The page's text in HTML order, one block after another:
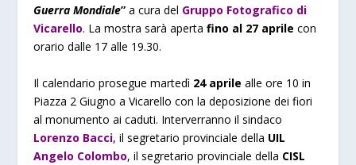
Guerra Mondiale” a cura del Gruppo Fotografico di
Vicarello. La mostra sarà apertafino al 27 aprile con
orario dalle 17 alle 19.30.
Il calendario prosegue martedì 24 aprilealle ore 10 in
Piazza 2 Giugno a Vicarello con la deposizione dei fiori
al monumento ai caduti. Interverranno il sindaco
Lorenzo Bacci, il segretario provinciale della UIL
Angelo Colombo, il segretario provinciale della CISL